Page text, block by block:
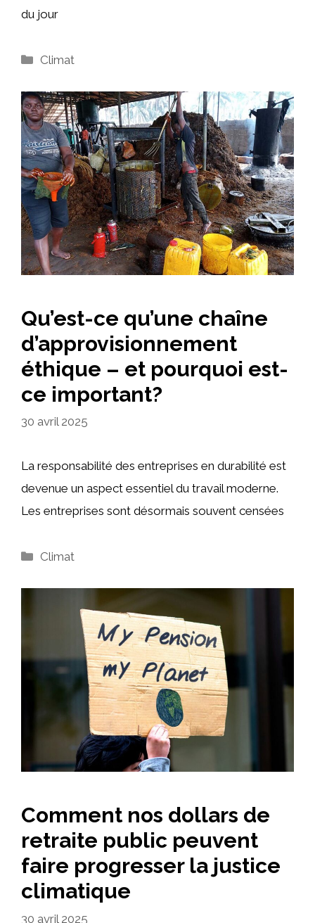
du jour
Catégories
Climat
Qu’est-ce qu’une chaîne
d’approvisionnement
éthique – et pourquoi est-
ce important?
30 avril 2025
La responsabilité des entreprises en durabilité est
devenue un aspect essentiel du travail moderne.
Les entreprises sont désormais souvent censées
Catégories
Climat
Comment nos dollars de
retraite public peuvent
faire progresser la justice
climatique
30 avril 2025